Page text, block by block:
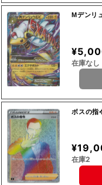
Mデンリ
在庫なし
ボスの指
在庫2